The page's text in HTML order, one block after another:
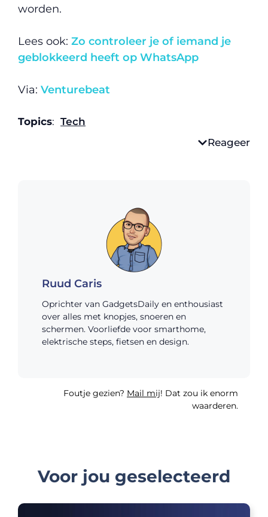
worden.
Lees ook: Zo controleer je of iemand je
geblokkeerd heeft op WhatsApp
Via: Venturebeat
Topics: Tech
Reageer
Ruud Caris
Oprichter van GadgetsDaily en enthousiast
over alles met knopjes, snoeren en
schermen. Voorliefde voor smarthome,
elektrische steps, fietsen en design.
Foutje gezien? Mail mij! Dat zou ik enorm
waarderen.
Voor jou geselecteerd